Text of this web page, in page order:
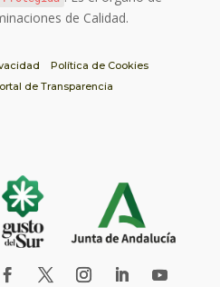
de Calidad.
Política de Cookies
de Transparencia